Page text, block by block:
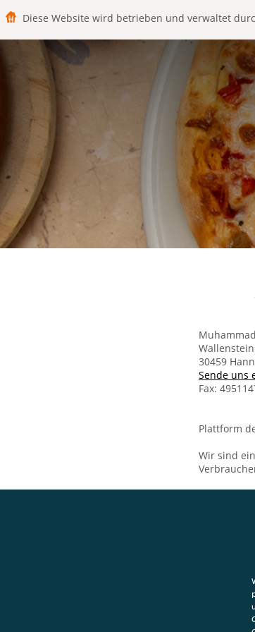
Diese Website wird betrieben und verwaltet
30459
Sende uns
Fax:
Plattform
Wir sind